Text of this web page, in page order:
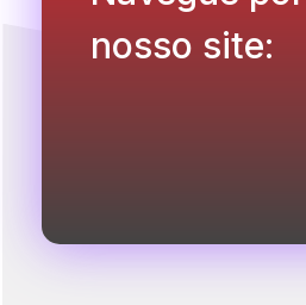
nosso site: